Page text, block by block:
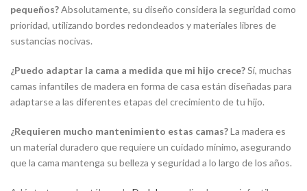
pequeños?Absolutamente, su diseño considera la seguridad como
prioridad, utilizando bordes redondeados y materiales libres de
sustancias nocivas.
¿Puedo adaptar la cama a medida que mi hijo crece?Sí, muchas
camas infantiles de madera en forma de casa están diseñadas para
adaptarse a las diferentes etapas del crecimiento de tu hijo.
¿Requieren mucho mantenimiento estas camas?La madera es
un material duradero que requiere un cuidado mínimo, asegurando
que la cama mantenga su belleza y seguridad a lo largo de los años.